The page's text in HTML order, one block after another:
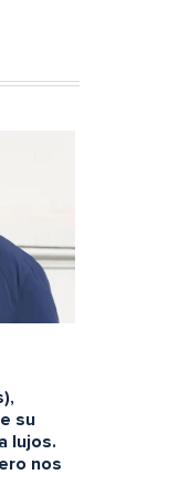
su
lujos.
nos